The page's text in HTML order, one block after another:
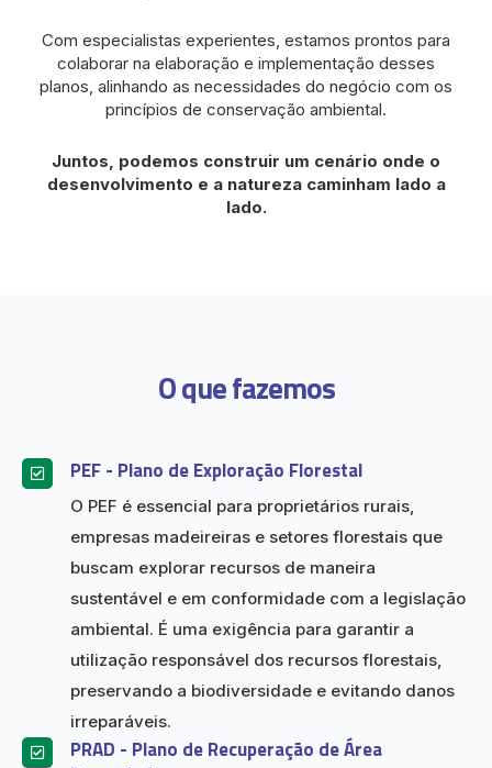
Com especialistas experientes, estamos prontos para
colaborar na elaboração e implementação desses
planos, alinhando as necessidades do negócio com os
princípios de conservação ambiental.
Juntos, podemos construir um cenário onde o
desenvolvimento e a natureza caminham lado a
lado.
O que fazemos
PEF - Plano de Exploração Florestal
O PEF é essencial para proprietários rurais,
empresas madeireiras e setores florestais que
buscam explorar recursos de maneira
sustentável e em conformidade com a legislação
ambiental. É uma exigência para garantir a
utilização responsável dos recursos florestais,
preservando a biodiversidade e evitando danos
irreparáveis.
PRAD - Plano de Recuperação de Área